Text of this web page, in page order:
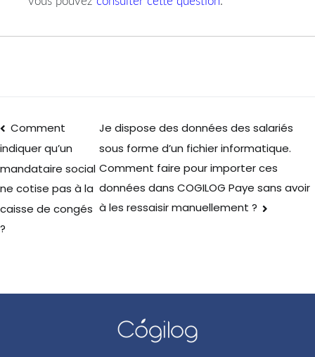
Comment
indiquer qu’un
mandataire social
ne cotise pas à la
caisse de congés
?
Je dispose des données des salariés
sous forme d’un fichier informatique.
Comment faire pour importer ces
données dans COGILOG Paye sans avoir
à les ressaisir manuellement ?